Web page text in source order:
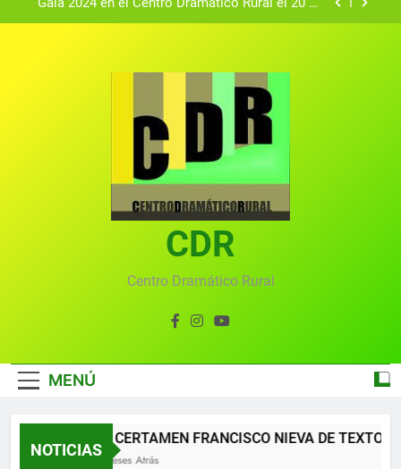
Gala 2024 en el Centro Dramático Rural el 20 de
convocado por el Centro Dramático Rural de Mira
(Cuenca)
Gala anual virtual del Centro Dramático Rural de
Gala del Centro Dramático Rural 2025
Gala 2024 en el Centro Dramático Rural el 20 de
Textos seleccionados en el VI Certamen
Francisco Nieva de piezas breves teatrales
convocado por el Centro Dramático Rural de Mira
Gala anual virtual del Centro Dramático Rural de
CDR
Centro Dramático Rural
MENÚ
NOTICIAS
XII CERTAMEN FRANCISCO NIEVA DE TEXTOS
2 Meses Atrás